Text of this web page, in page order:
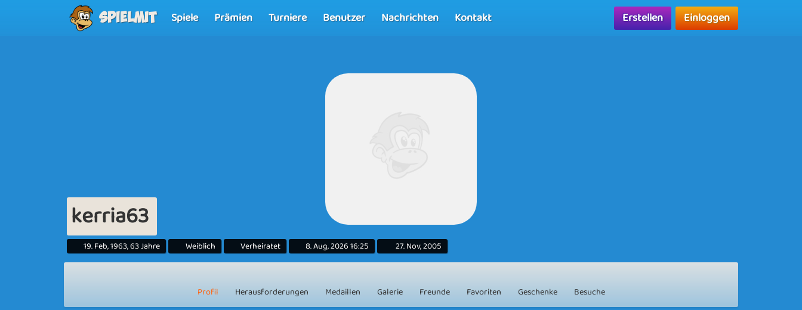
Spielmit Spiele Prämien Turniere Benutzer Nachrichten Kontakt Erstellen Einloggen
kerria63
19. Feb, 1963, 63 Jahre Weiblich Verheiratet 8. Aug, 2026 16:25 27. Nov, 2005
Profil Herausforderungen Medaillen Galerie Freunde Favoriten Geschenke Besuche